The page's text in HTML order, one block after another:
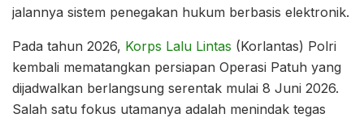
jalannya sistem penegakan hukum berbasis elektronik.
Pada tahun 2026, Korps Lalu Lintas (Korlantas) Polri
kembali mematangkan persiapan Operasi Patuh yang
dijadwalkan berlangsung serentak mulai 8 Juni 2026.
Salah satu fokus utamanya adalah menindak tegas